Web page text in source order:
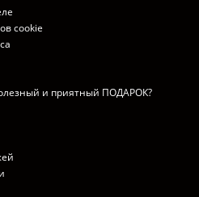
cookie
и приятный ПОДАРОК?